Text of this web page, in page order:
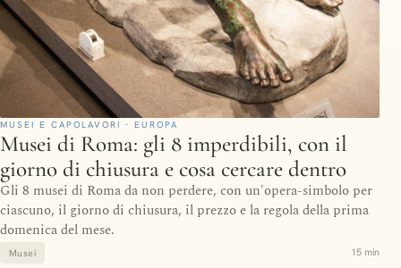
MUSEI E CAPOLAVORI · EUROPA
Musei di Roma: gli 8 imperdibili, con il
giorno di chiusura e cosa cercare dentro
Gli 8 musei di Roma da non perdere, con un'opera-simbolo per
ciascuno, il giorno di chiusura, il prezzo e la regola della prima
domenica del mese.
Musei 15 min